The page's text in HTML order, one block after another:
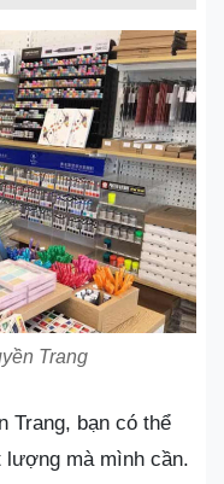
Trang
Trang, bạn có thể
lượng mà mình cần.